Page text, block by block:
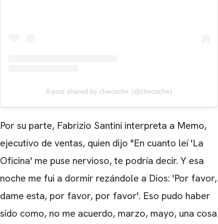
A post shared by checoche (@checoche)
Por su parte, Fabrizio Santini interpreta a Memo,
ejecutivo de ventas, quien dijo "En cuanto leí 'La
Oficina' me puse nervioso, te podría decir. Y esa
noche me fui a dormir rezándole a Dios: 'Por favor,
dame esta, por favor, por favor'. Eso pudo haber
sido como, no me acuerdo, marzo, mayo, una cosa